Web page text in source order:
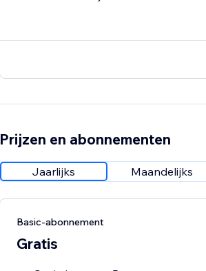
Prijzen en abonnementen
Jaarlijks Maandelijks
Basic-abonnement
Gratis